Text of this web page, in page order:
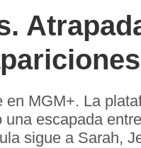
en MGM+. La
escapada
sigue a Sarah,